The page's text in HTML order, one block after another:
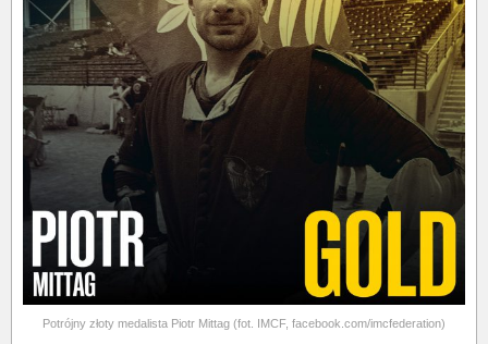
Potrójny złoty medalista Piotr Mittag (fot. IMCF, facebook.com/imcfederation)